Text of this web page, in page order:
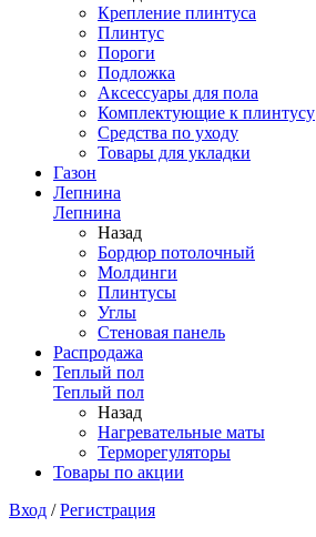
Крепление плинтуса
Плинтус
Пороги
Подложка
Аксессуары для пола
Комплектующие к плинтусу
Средства по уходу
Товары для укладки
Газон
Лепнина
Лепнина
Назад
Бордюр потолочный
Молдинги
Плинтусы
Углы
Стеновая панель
Распродажа
Теплый пол
Теплый пол
Назад
Нагревательные маты
Терморегуляторы
Товары по акции
Вход /Регистрация